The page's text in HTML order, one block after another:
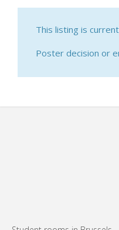
This listing is
Poster decision or